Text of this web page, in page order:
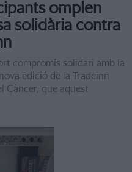
omplen
solidària contra
compromís solidari amb la
edició de la Tradeinn
Càncer, que aquest